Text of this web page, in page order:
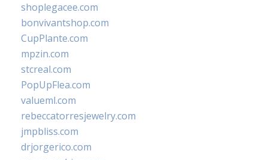
shoplegacee.com
bonvivantshop.com
CupPlante.com
mpzin.com
stcreal.com
PopUpFlea.com
valueml.com
rebeccatorresjewelry.com
jmpbliss.com
drjorgerico.com